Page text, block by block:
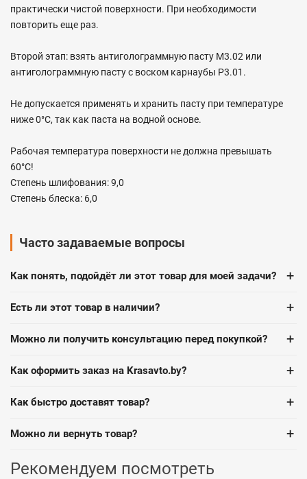
практически чистой поверхности. При необходимости
повторить еще раз.
Второй этап: взять антиголограммную пасту М3.02 или
антиголограммную пасту с воском карнаубы P3.01.
Не допускается применять и хранить пасту при температуре
ниже 0°С, так как паста на водной основе.
Рабочая температура поверхности не должна превышать
60°С!
Степень шлифования: 9,0
Степень блеска: 6,0
Часто задаваемые вопросы
Как понять, подойдёт ли этот товар для моей задачи? +
Есть ли этот товар в наличии? +
Можно ли получить консультацию перед покупкой? +
Как оформить заказ на Krasavto.by? +
Как быстро доставят товар? +
Можно ли вернуть товар? +
Рекомендуем посмотреть